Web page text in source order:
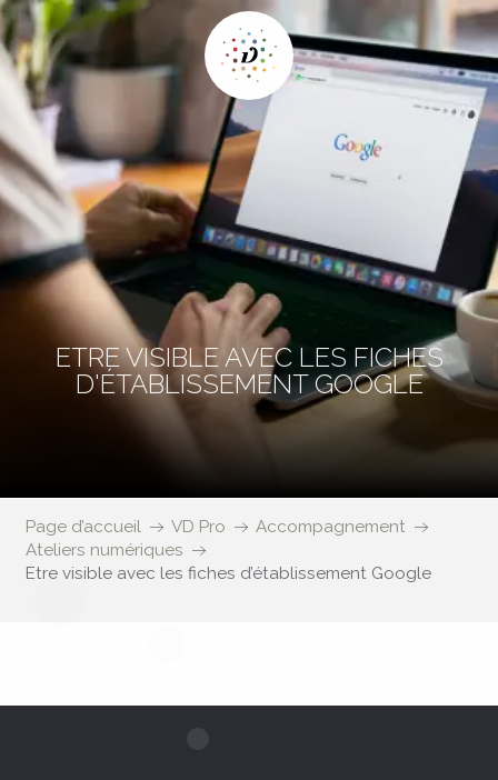
ETRE VISIBLE AVEC LES FICHES
D'ÉTABLISSEMENT GOOGLE
Page d’accueil VD Pro
Accompagnement
Ateliers numériques
Etre visible avec les fiches d’établissement Google